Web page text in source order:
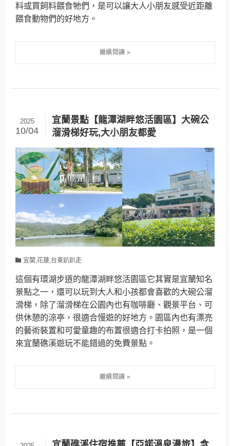
料或買飼料餵食牠們，是可以讓大人小朋友感受近距離
餵食動物們的好地方。
宜蘭景點【龍潭湖畔悠活園區】大碗公
溜滑梯好玩,大小朋友都愛
2025
10/04
宜蘭,花蓮,台東趴趴走
這個有環湖步道的龍潭湖畔悠活園區它其實是宜蘭知名
景點之一，還可以玩到大人和小孩都會喜歡的大碗公溜
滑梯，除了溜滑梯在公園內也有咖啡廳、觀景平台、可
供休憩的涼亭，很適合慢遊的好地方。園區內也有漂亮
的藝術裝置和可愛童趣的布置很適合打卡拍照，是一個
來宜蘭礁溪遊玩不能錯過的免費景點。